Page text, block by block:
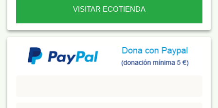
VISITAR ECOTIENDA